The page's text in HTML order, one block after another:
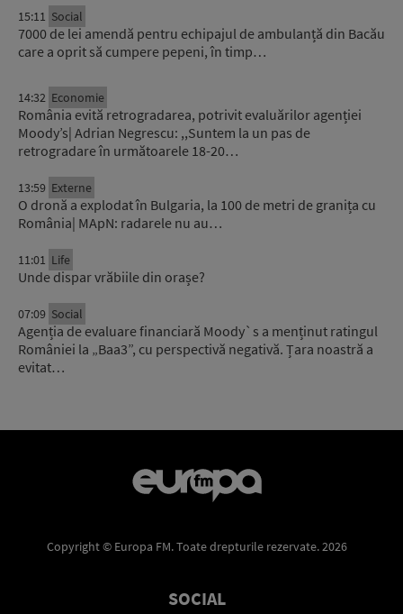
15:11 Social
7000 de lei amendă pentru echipajul de ambulanță din Bacău
care a oprit să cumpere pepeni, în timp…
14:32 Economie
România evită retrogradarea, potrivit evaluărilor agenției
Moody’s| Adrian Negrescu: ,,Suntem la un pas de
retrogradare în următoarele 18-20…
13:59 Externe
O dronă a explodat în Bulgaria, la 100 de metri de granița cu
România| MApN: radarele nu au…
11:01 Life
Unde dispar vrăbiile din orașe?
07:09 Social
Agenția de evaluare financiară Moody`s a menținut ratingul
României la „Baa3”, cu perspectivă negativă. Țara noastră a
evitat…
Copyright © Europa FM. Toate drepturile rezervate. 2026
SOCIAL